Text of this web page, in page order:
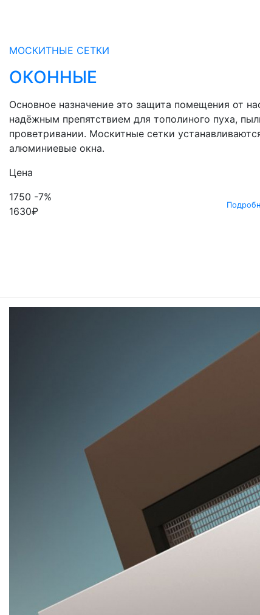
МОСКИТНЫЕ СЕТКИ
ОКОННЫЕ
Основное назначение это защита помещения от
надёжным препятствием для тополиного пуха,
проветривании. Москитные сетки
алюминиевые окна.
Цена
1750 -7%
1630₽